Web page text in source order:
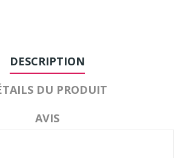
DESCRIPTION
DU PRODUIT
AVIS